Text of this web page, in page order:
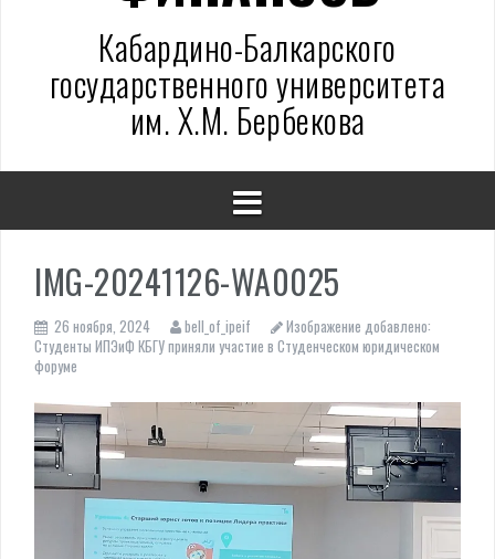
Кабардино-Балкарского
государственного университета
им. Х.М. Бербекова
IMG-20241126-WA0025
26 ноября, 2024 bell_of_ipeif
Изображение добавлено:
Студенты ИПЭиФ КБГУ приняли участие в Студенческом юридическом
форуме